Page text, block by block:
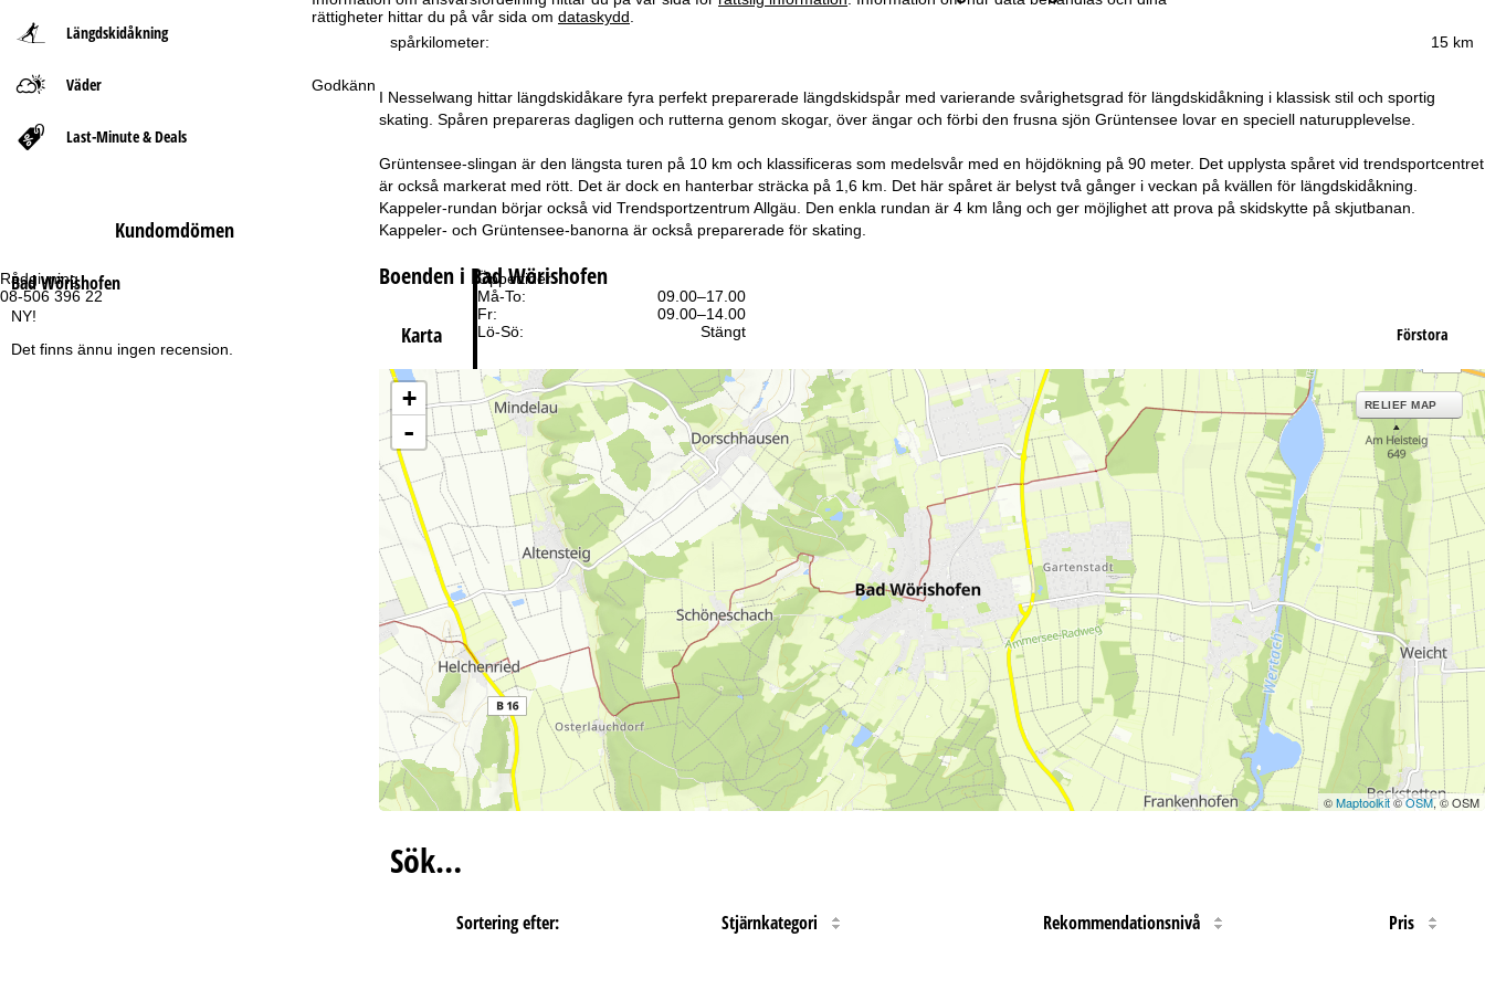
rättigheter hittar du på vår sida om dataskydd
Godkänn
Rådgivning
08-506 396 22
Öppettider
Må-To:
09.00–17.00
Fr:
09.00–14.00
Lö-Sö:
Stängt
Till kontaktsidan
Rådgivning
Längdskidåkning
Väder
Last-Minute & Deals
Kundomdömen
Bad Wörishofen
NY!
Det finns ännu ingen recension.
t
i
a
15 km
spårkilometer:
I Nesselwang hittar längdskidåkare fyra perfekt preparerade längdskidspår med varierande svårighetsgrad för längdskidåkning i klassisk stil och sportig
skating. Spåren prepareras dagligen och rutterna genom skogar, över ängar och förbi den frusna sjön Grüntensee lovar en speciell naturupplevelse.
Grüntensee-slingan är den längsta turen på 10 km och klassificeras som medelsvår med en höjdökning på 90 meter. Det upplysta spåret vid trendsportcentret
är också markerat med rött. Det är dock en hanterbar sträcka på 1,6 km. Det här spåret är belyst två gånger i veckan på kvällen för längdskidåkning.
Kappeler-rundan börjar också vid Trendsportzentrum Allgäu. Den enkla rundan är 4 km lång och ger möjlighet att prova på skidskytte på skjutbanan.
Kappeler- och Grüntensee-banorna är också preparerade för skating.
Boenden i Bad Wörishofen
Karta Förstora
+
-
RELIEF MAP
©Maptoolkit©OSM, © OSM
Sök…
Sortering efter: Stjärnkategori Rekommendationsnivå Pris